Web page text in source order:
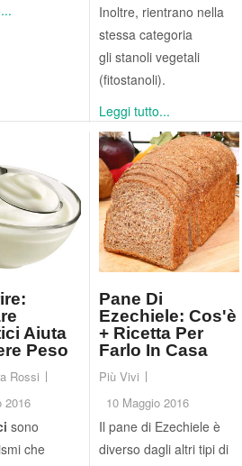
Inoltre, rientrano nella
stessa categoria
gli stanoli vegetali
(fitostanoli).
Leggi tutto...
Aiuta
Peso
Rossi
2016
sono
che
Pane Di
Ezechiele: Cos'è
+ Ricetta Per
Farlo In Casa
Più Vivi
10 Maggio 2016
Il pane di Ezechiele è
diverso dagli altri tipi di